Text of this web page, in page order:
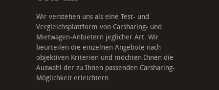
Wir verstehen uns als eine Test- und
Vergleichsplattform von Carsharing- und
Mietwagen-Anbietern jeglicher Art. Wir
beurteilen die einzelnen Angebote nach
objektiven Kriterien und möchten Ihnen die
Auswahl der zu Ihnen passenden Carsharing-
Möglichkeit erleichtern.